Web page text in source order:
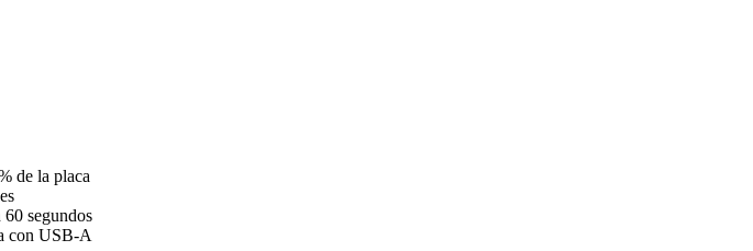
de la placa
segundos
con USB-A